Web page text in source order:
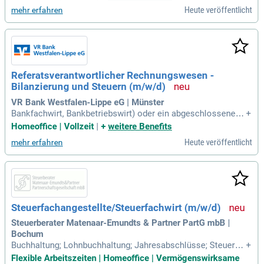
mehr erfahren Heute veröffentlicht
Referatsverantwortlicher Rechnungswesen -
Bilanzierung und Steuern (m/w/d)
VR Bank Westfalen-Lippe eG | Münster
Bankfachwirt, Bankbetriebswirt) oder ein abgeschlossenes
Studium mit Schwerpunkt Finanzen, Rechnungswesen, Steu
+
Homeoffice | Vollzeit | + weitere Benefits
mehr erfahren Heute veröffentlicht
Steuerfachangestellte/Steuerfachwirt (m/w/d)
Steuerberater Matenaar-Emundts & Partner PartG mbB |
Bochum
Buchhaltung; Lohnbuchhaltung; Jahresabschlüsse; Steuerer
klärungen. Abgeschlossene Berufsausbildung als Steuerfac
+
Flexible Arbeitszeiten | Homeoffice | Vermögenswirksame